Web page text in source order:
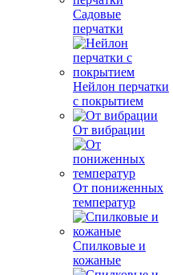
Садовые
перчатки
Нейлон перчатки
с покрытием
От вибрации
От пониженных
температур
Спилковые и
кожаные